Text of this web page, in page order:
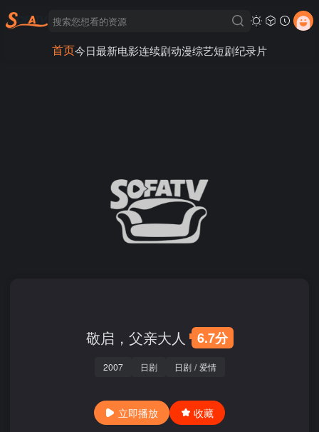
首页今日最新电影连续剧动漫综艺短剧纪录片
敬启，父亲大人 6.7分
2007 日剧 日剧 / 爱情
立即播放 收藏